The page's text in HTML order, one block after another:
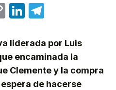
CopyLinkedIn
liderada por Luis
encaminada la
Clemente y la compra
de hacerse